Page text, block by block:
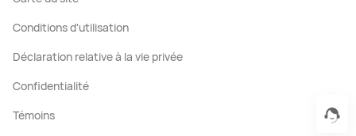
Conditions d'utilisation
Déclaration relative à la vie privée
Confidentialité
Témoins